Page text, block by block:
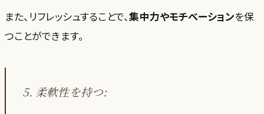
また、リフレッシュすることで、集中力やモチベーションを保
つことができます。
5. 柔軟性を持つ: